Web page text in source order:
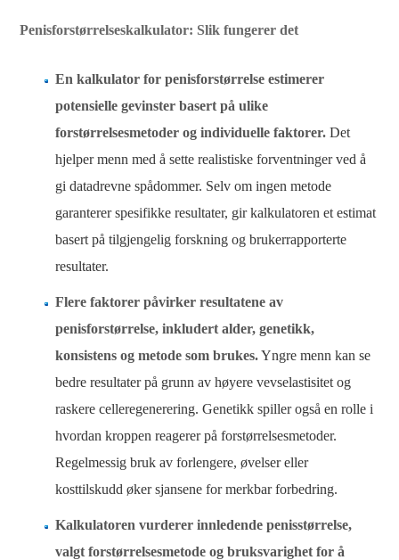
Penisforstørrelseskalkulator: Slik fungerer det
En kalkulator for penisforstørrelse estimerer
potensielle gevinster basert på ulike
forstørrelsesmetoder og individuelle faktorer. Det
hjelper menn med å sette realistiske forventninger ved å
gi datadrevne spådommer. Selv om ingen metode
garanterer spesifikke resultater, gir kalkulatoren et estimat
basert på tilgjengelig forskning og brukerrapporterte
resultater.
Flere faktorer påvirker resultatene av
penisforstørrelse, inkludert alder, genetikk,
konsistens og metode som brukes.Yngre menn kan se
bedre resultater på grunn av høyere vevselastisitet og
raskere celleregenerering. Genetikk spiller også en rolle i
hvordan kroppen reagerer på forstørrelsesmetoder.
Regelmessig bruk av forlengere, øvelser eller
kosttilskudd øker sjansene for merkbar forbedring.
Kalkulatoren vurderer innledende penisstørrelse,
valgt forstørrelsesmetode og bruksvarighet for å